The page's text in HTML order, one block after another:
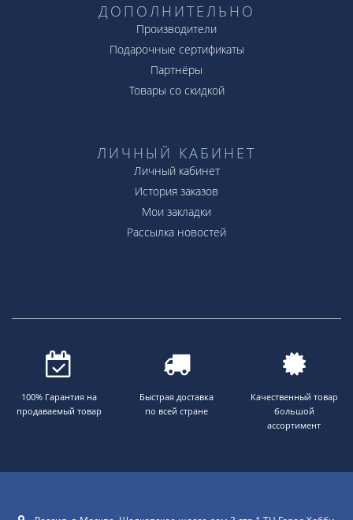
ДОПОЛНИТЕЛЬНО
Производители
Подарочные сертификаты
Партнёры
Товары со скидкой
ЛИЧНЫЙ КАБИНЕТ
Личный кабинет
История заказов
Мои закладки
Рассылка новостей
100% Гарантия на
продаваемый товар
Быстрая доставка
по всей стране
Качественный товар
большой
ассортимент